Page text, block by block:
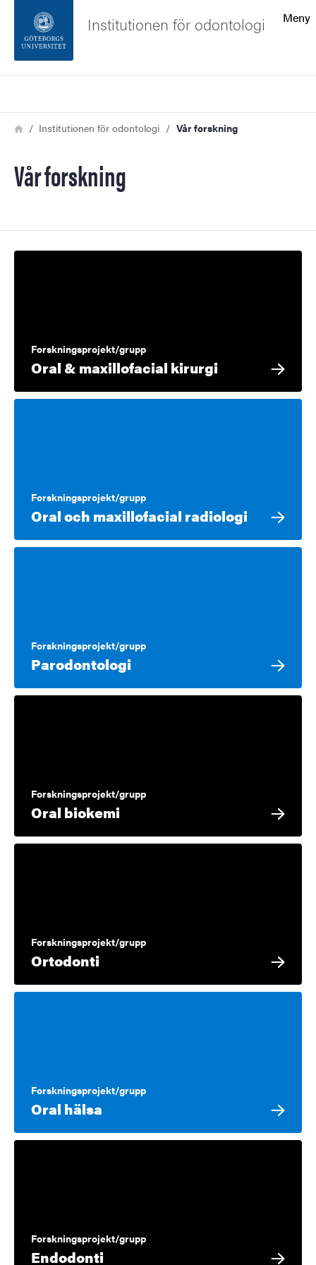
Sidfoten
Meny
Institutionen för odontologi
Länkstig
HemInstitutionen för odontologi Vår forskning
Vår forskning
Forskningsprojekt/grupp
Oral & maxillofacial kirurgi
Forskningsprojekt/grupp
Oral och maxillofacial radiologi
Forskningsprojekt/grupp
Parodontologi
Forskningsprojekt/grupp
Oral biokemi
Forskningsprojekt/grupp
Ortodonti
Forskningsprojekt/grupp
Oral hälsa
Forskningsprojekt/grupp
Endodonti